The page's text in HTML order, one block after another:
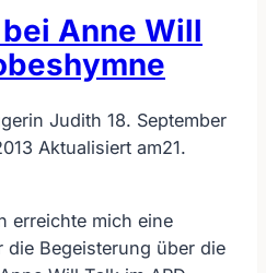
Anne Will
Judith 18. September
Aktualisiert am21.
erreichte mich eine
die Begeisterung über die